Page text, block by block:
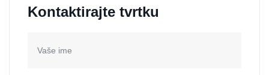
Kontaktirajte tvrtku